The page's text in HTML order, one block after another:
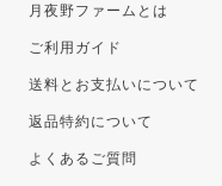
月夜野ファームとは
ご利用ガイド
送料とお支払いについて
返品特約について
よくあるご質問